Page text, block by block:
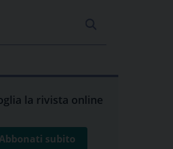
la rivista online
subito